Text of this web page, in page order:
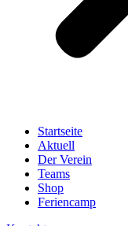
Startseite
Aktuell
Der Verein
Teams
Shop
Feriencamp